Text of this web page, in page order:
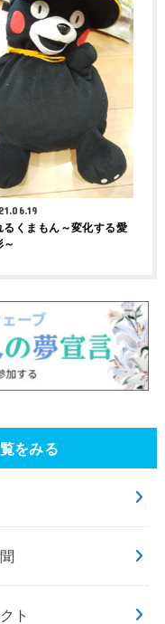
るくまもん～変化する愛
～
をみる
ト